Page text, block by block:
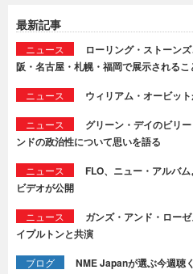
最新記事
ニュース
ローリング・ストーン
阪・名古屋・札幌・福岡で展示される
ニュース ウィリアム・オービッ
ニュース
グリーン・デイのビリ
ンドの政治性について思いを語る
ニュース
FLO、ニュー・アルバ
ビデオが公開
ニュース
ガンズ・アンド・ロー
イプルトンと共演
ブログ NME Japanが選ぶ今週聴